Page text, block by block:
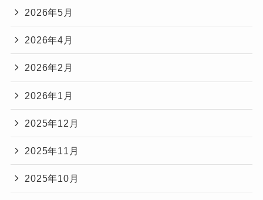
2026年5月
2026年4月
2026年2月
2026年1月
2025年12月
2025年11月
2025年10月